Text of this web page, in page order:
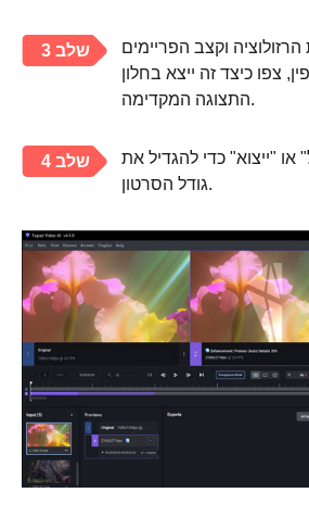
שלב 3
וקצב הפריימים
צפו כיצד זה ייצא בחלון
התצוגה המקדימה.
שלב 4
"ייצוא" כדי להגדיל את
גודל הסרטון.